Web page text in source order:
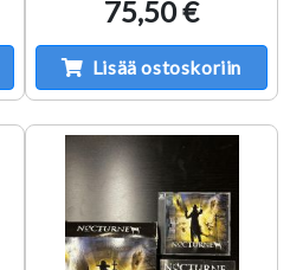
75,50 €
Lisää ostoskoriin